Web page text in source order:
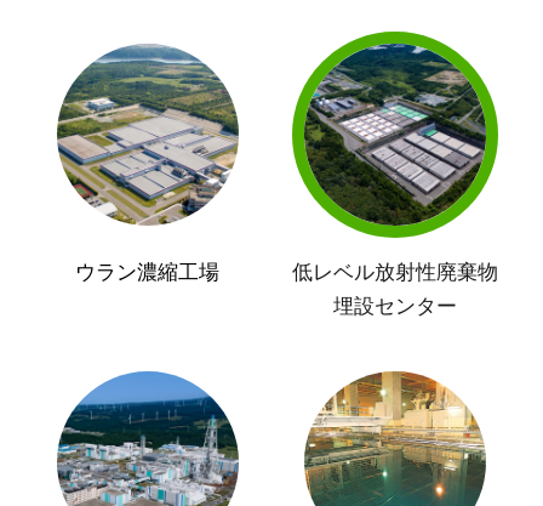
ウラン濃縮工場
低レベル放射性廃棄物
埋設センター